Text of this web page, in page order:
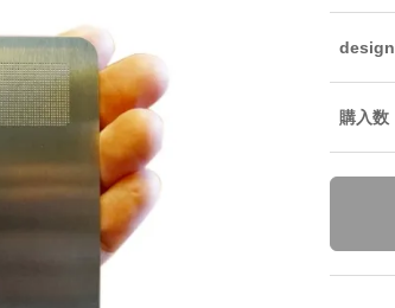
design
購入数